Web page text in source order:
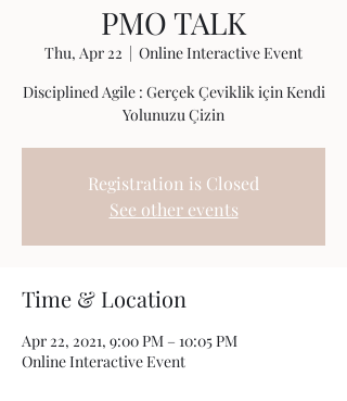
PMO TALK
Thu, Apr 22
  |
Online Interactive Event
Disciplined Agile : Gerçek Çeviklik için Kendi
Yolunuzu Çizin
Registration is Closed
See other events
Time & Location
Apr 22, 2021, 9:00 PM – 10:05 PM
Online Interactive Event